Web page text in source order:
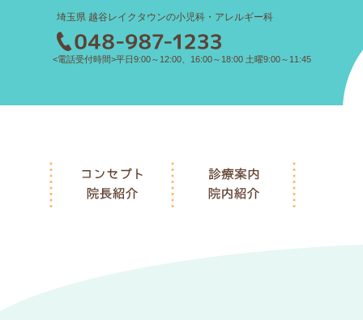
埼玉県 越谷レイクタウンの小児科・アレルギー科
<電話受付時間>平日9:00～12:00、16:00～18:00 土曜9:00～11:45